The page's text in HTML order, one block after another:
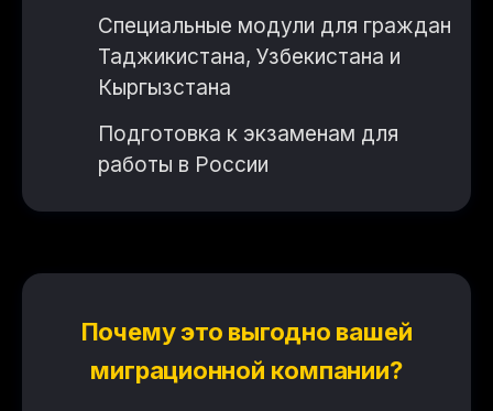
Специальные модули для граждан
Таджикистана, Узбекистана и
Кыргызстана
Подготовка к экзаменам для
работы в России
Почему это выгодно вашей
миграционной компании?